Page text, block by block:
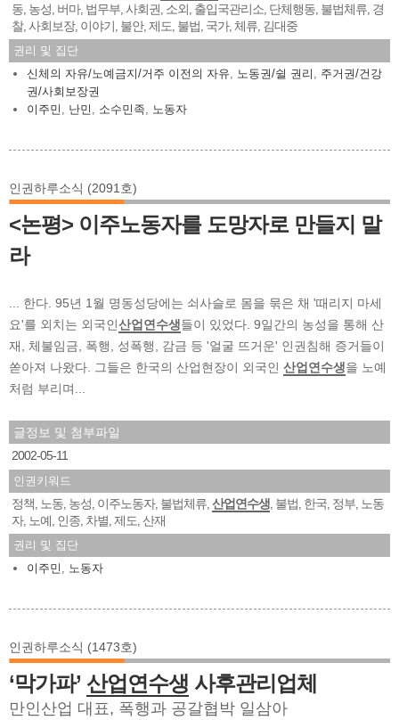
동 농성 버마, 법무부 사회권 소외 출입국관리소 단체행동 불법체류 경
찰, 사회보장, 이야기 불안, 제도 불법 국가, 체류 김대중
권리 및 집단
신체의 자유/노예금지/거주 이전의 자유
노동권/쉴 권리
주거권/건강
권/사회보장권
이주민
난민 소수민족 노동자
인권하루소식 (2091호)
<논평> 이주노동자를 도망자로 만들지 말
라
... 한다. 95년 1월 명동성당에는 쇠사슬로 몸을 묶은 채 '때리지 마세
요'를 외치는 외국인산업연수생들이 있었다. 9일간의 농성을 통해 산
재, 체불임금, 폭행, 성폭행, 감금 등 '얼굴 뜨거운' 인권침해 증거들이
쏟아져 나왔다. 그들은 한국의 산업현장이 외국인 산업연수생을 노예
처럼 부리며...
글정보 및 첨부파일
2002-05-11
인권키워드
정책 노동 농성 이주노동자, 불법체류 산업연수생 불법 한국 정부 노동
자, 노예 인종 차별 제도 산재
권리 및 집단
이주민
노동자
인권하루소식 (1473호)
‘막가파’ 산업연수생 사후관리업체
만인산업 대표, 폭행과 공갈협박 일삼아